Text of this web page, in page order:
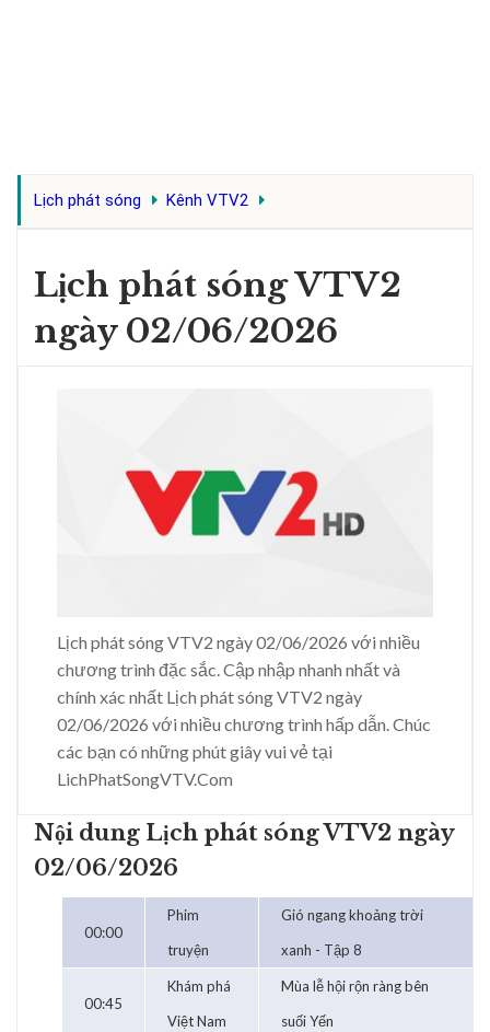
Lịch phát sóng Kênh VTV2
Lịch phát sóng VTV2
ngày 02/06/2026
Lịch phát sóng VTV2 ngày 02/06/2026 với nhiều
chương trình đặc sắc. Cập nhập nhanh nhất và
chính xác nhất Lịch phát sóng VTV2 ngày
02/06/2026 với nhiều chương trình hấp dẫn. Chúc
các bạn có những phút giây vui vẻ tại
LichPhatSongVTV.Com
Nội dung Lịch phát sóng VTV2 ngày
02/06/2026
00:00
Phim
truyện
Gió ngang khoảng trời
xanh - Tập 8
00:45
Khám phá
Việt Nam
Mùa lễ hội rộn ràng bên
suối Yến